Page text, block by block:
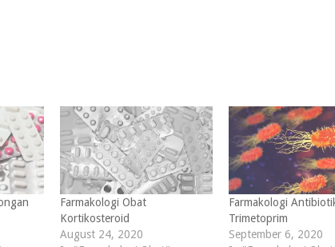
Farmakologi Obat
Kortikosteroid
August 24, 2020
Farmakologi
Trimetoprim
September 6, 2020